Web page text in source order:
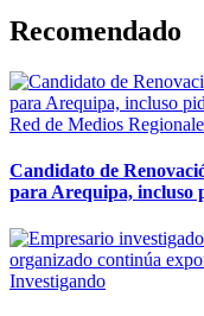
Recomendado
Red de Medios
Candidato de
para Arequipa, incluso
Investigando